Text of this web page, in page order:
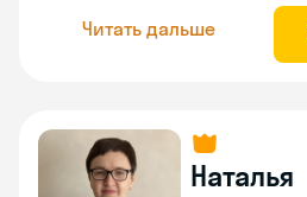
Читать дальше
Наталья